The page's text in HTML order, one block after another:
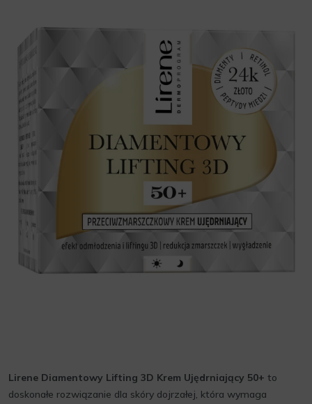
Lirene Diamentowy Lifting 3D Krem Ujędrniający 50+ to
doskonałe rozwiązanie dla skóry dojrzałej, która wymaga